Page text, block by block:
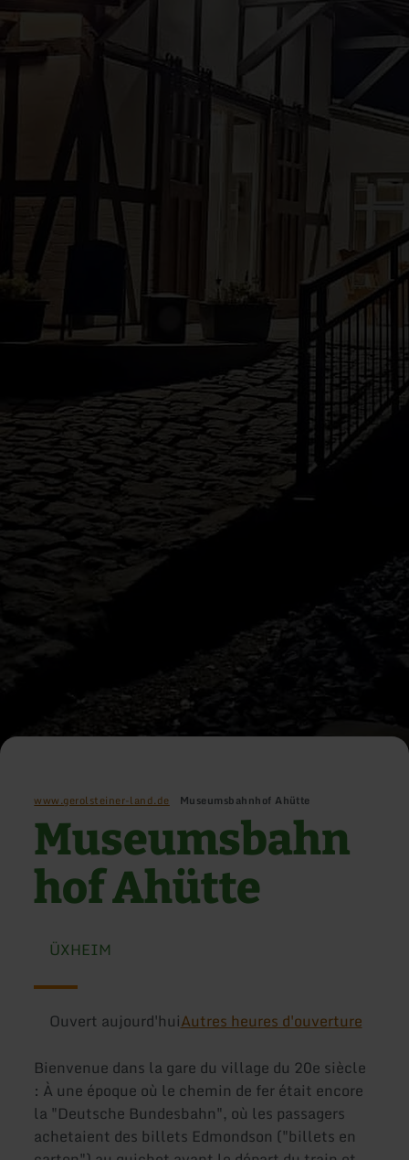
www.gerolsteiner-land.de Museumsbahnhof Ahütte
Museumsbahn
hof Ahütte
ÜXHEIM
Ouvert aujourd'huiAutres heures d'ouverture
Bienvenue dans la gare du village du 20e siècle
: À une époque où le chemin de fer était encore
la "Deutsche Bundesbahn", où les passagers
achetaient des billets Edmondson ("billets en